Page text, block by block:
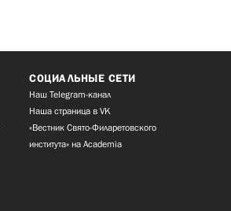
СОЦИАЛЬНЫЕ СЕТИ
Наш Telegram-канал
Наша страница в VK
«Вестник Свято-Филаретовского
института» на Academia